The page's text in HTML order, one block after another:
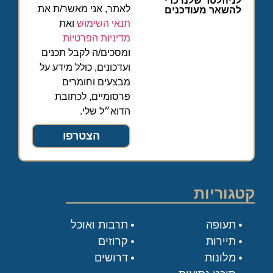
להשאר מעודכנים
לאתר, אני מאשר/ת את
תנאי השימוש ואת
מדיניות הפרטיות
ומסכים/ה לקבל תכנים
ועדכונים, כולל מידע על
מבצעים וחומרים
פרסומיים, לכתובת
הדוא״ל שלי.
הצטרפו
קטגוריות
תעופה
תיירות
מלונות
תרבות ואוכל
קרוזים
דרושים